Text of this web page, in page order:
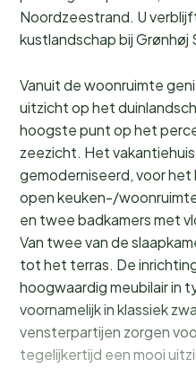
Noordzeestrand. U
kustlandschap bij Grønhøj
Vanuit de woonruimte
uitzicht op het
hoogste punt op het
zeezicht. Het
gemoderniseerd, voor
open keuken-/
en twee badkamers met
Van twee van de
tot het terras. De
hoogwaardig meubilair in
voornamelijk in klassiek
vensterpartijen zorgen
tegelijkertijd een mooi